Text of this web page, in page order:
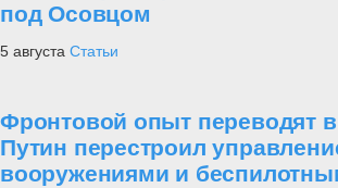
под Осовцом
5 августа Статьи
Фронтовой опыт переводят
Путин перестроил
вооружениями и